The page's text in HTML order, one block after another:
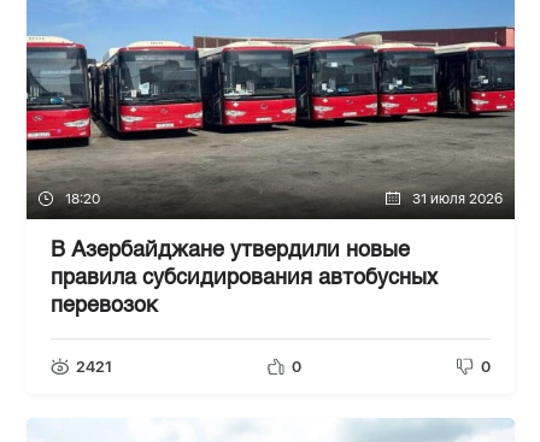
18:20 31 июля 2026
В Азербайджане утвердили новые
правила субсидирования автобусных
перевозок
2421 0 0